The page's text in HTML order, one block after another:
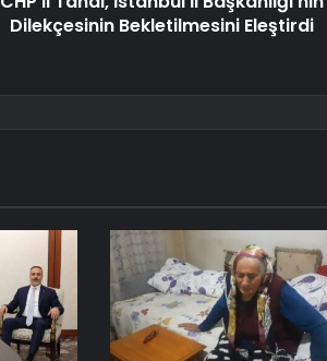
Dilekçesinin Bekletilmesini Eleştirdi